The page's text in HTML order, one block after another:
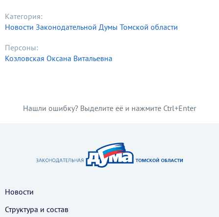
Категория:
Новости Законодательной Думы Томской области
Персоны:
Козловская Оксана Витальевна
Нашли ошибку? Выделите её и нажмите Ctrl+Enter
Новости
Структура и состав